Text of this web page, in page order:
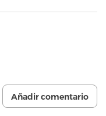
Añadir comentario